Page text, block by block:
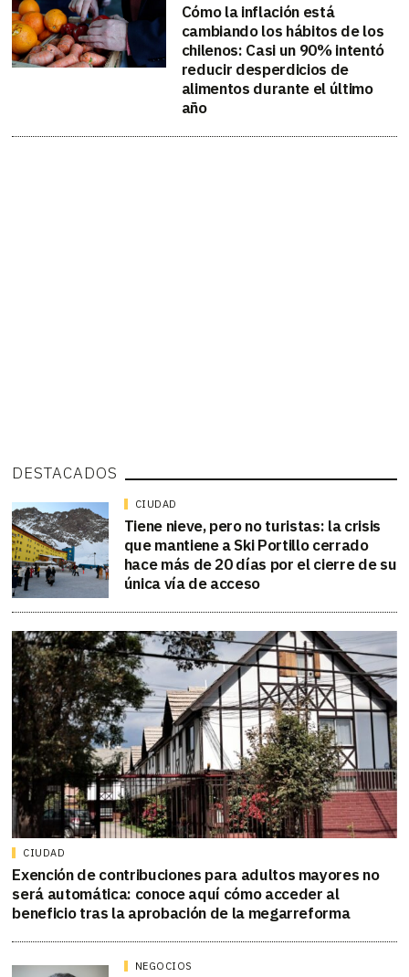
Cómo la inflación está
cambiando los hábitos de los
chilenos: Casi un 90% intentó
reducir desperdicios de
alimentos durante el último
año
DESTACADOS
CIUDAD
Tiene nieve, pero no turistas: la crisis
que mantiene a Ski Portillo cerrado
hace más de 20 días por el cierre de su
única vía de acceso
CIUDAD
Exención de contribuciones para adultos mayores no
será automática: conoce aquí cómo acceder al
beneficio tras la aprobación de la megarreforma
NEGOCIOS